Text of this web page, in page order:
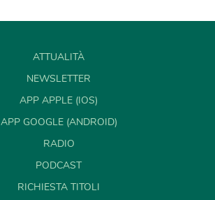
ATTUALITÀ
NEWSLETTER
APP APPLE (IOS)
APP GOOGLE (ANDROID)
RADIO
PODCAST
RICHIESTA TITOLI